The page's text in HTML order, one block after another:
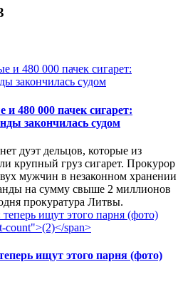
480 000 пачек сигарет:
закончилась судом
дуэт дельцов, которые из
крупный груз сигарет. Прокурор
мужчин в незаконном хранении
на сумму свыше 2 миллионов
прокуратура Литвы.
ищут этого парня (фото)